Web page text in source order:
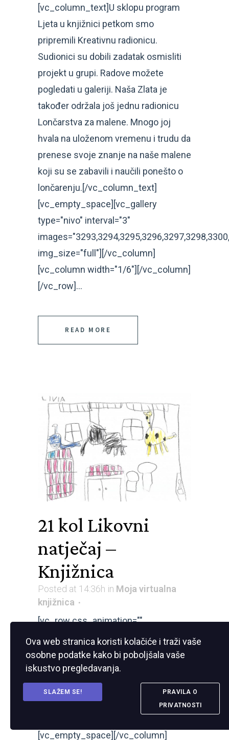
[vc_column_text]U sklopu program
Ljeta u knjižnici petkom smo
pripremili Kreativnu radionicu.
Sudionici su dobili zadatak osmisliti
projekt u grupi. Radove možete
pogledati u galeriji. Naša Zlata je
također održala još jednu radionicu
Lončarstva za malene. Mnogo joj
hvala na uloženom vremenu i trudu da
prenese svoje znanje na naše malene
koji su se zabavili i naučili ponešto o
lončarenju.[/vc_column_text]
[vc_empty_space][vc_gallery
type="nivo" interval="3"
img_size="full"][/vc_column]
[vc_column width="1/6"][/vc_column]
[/vc_row]...
READ MORE
21 kol Likovni
natječaj –
Knjižnica
Posted at 14:36h in Moja virtualna
knjižnica
[vc_row css_animation=""
row_type="row"
use_row_as_full_screen_section="no"
type="full_width"
angled_section="no" text_align="left"
[vc_empty_space][/vc_column]
Ova web stranica koristi kolačiće i traži vaše
osobne podatke kako bi poboljšala vaše
iskustvo pregledavanja.
SLAŽEM SE!
PRAVILA O
PRIVATNOSTI